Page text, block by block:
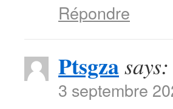
Répondre
Ptsgzasays:
3 septembre